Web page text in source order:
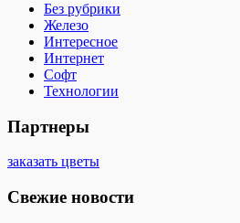
Без рубрики
Железо
Интересное
Интернет
Софт
Технологии
Партнеры
заказать цветы
Свежие новости